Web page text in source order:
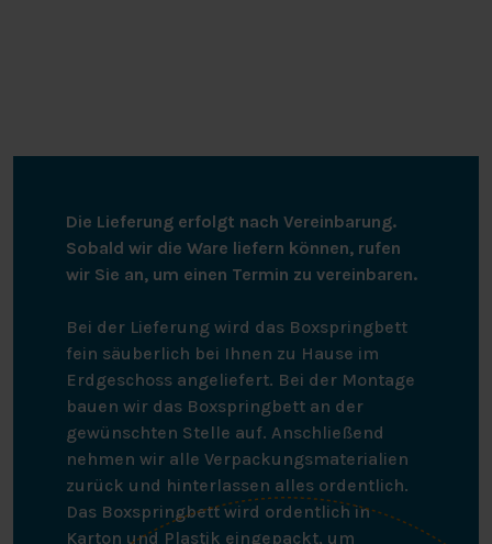
Die Lieferung erfolgt nach Vereinbarung.
Sobald wir die Ware liefern können, rufen
wir Sie an, um einen Termin zu vereinbaren.
Bei der Lieferung wird das Boxspringbett
fein säuberlich bei Ihnen zu Hause im
Erdgeschoss angeliefert. Bei der Montage
bauen wir das Boxspringbett an der
gewünschten Stelle auf. Anschließend
nehmen wir alle Verpackungsmaterialien
zurück und hinterlassen alles ordentlich.
Das Boxspringbett wird ordentlich in
Karton und Plastik eingepackt, um